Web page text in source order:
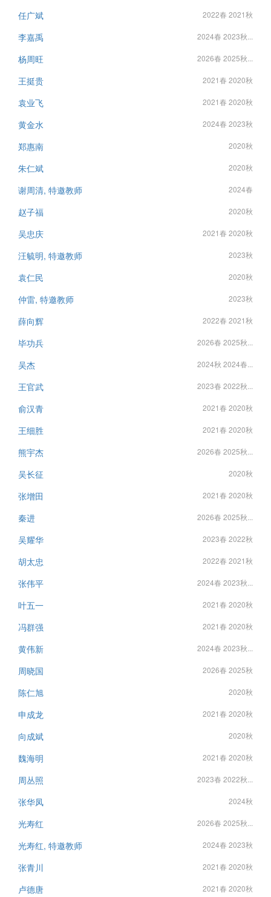
任广斌 2022春 2021秋
李嘉禹 2024春 2023秋...
杨周旺 2026春 2025秋...
王挺贵 2021春 2020秋
袁业飞 2021春 2020秋
黄金水 2024春 2023秋
郑惠南 2020秋
朱仁斌 2020秋
谢周清, 特邀教师 2024春
赵子福 2020秋
吴忠庆 2021春 2020秋
汪毓明, 特邀教师 2023秋
袁仁民 2020秋
仲雷, 特邀教师 2023秋
薛向辉 2022春 2021秋
毕功兵 2026春 2025秋...
吴杰 2024秋 2024春...
王官武 2023春 2022秋...
俞汉青 2021春 2020秋
王细胜 2021春 2020秋
熊宇杰 2026春 2025秋...
吴长征 2020秋
张增田 2021春 2020秋
秦进 2026春 2025秋...
吴耀华 2023春 2022秋
胡太忠 2022春 2021秋
张伟平 2024春 2023秋...
叶五一 2021春 2020秋
冯群强 2021春 2020秋
黄伟新 2024春 2023秋...
周晓国 2026春 2025秋
陈仁旭 2020秋
申成龙 2021春 2020秋
向成斌 2020秋
魏海明 2021春 2020秋
周丛照 2023春 2022秋...
张华凤 2024秋
光寿红 2026春 2025秋...
光寿红, 特邀教师 2024春 2023秋
张青川 2021春 2020秋
卢德唐 2021春 2020秋